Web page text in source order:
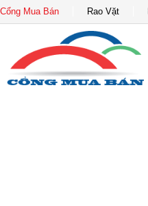
Cổng Mua Bán Rao Vặt